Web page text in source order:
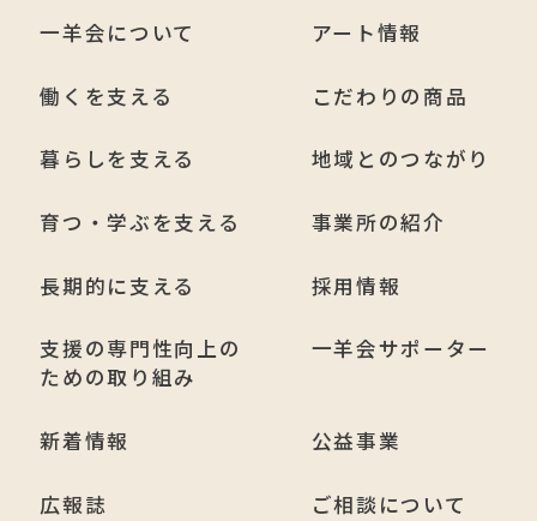
一羊会について
働くを支える
暮らしを支える
育つ・学ぶを支える
長期的に支える
支援の専門性向上の
ための取り組み
新着情報
広報誌
アート情報
こだわりの商品
地域とのつながり
事業所の紹介
採用情報
一羊会サポーター
公益事業
ご相談について